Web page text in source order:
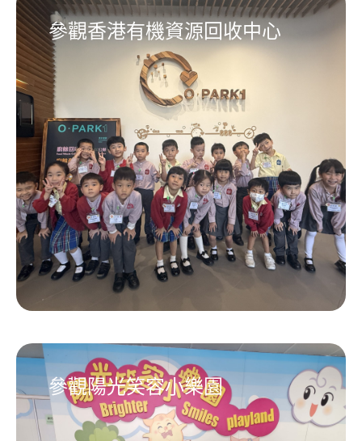
參觀香港有機資源回收中心
參觀陽光笑容小樂園